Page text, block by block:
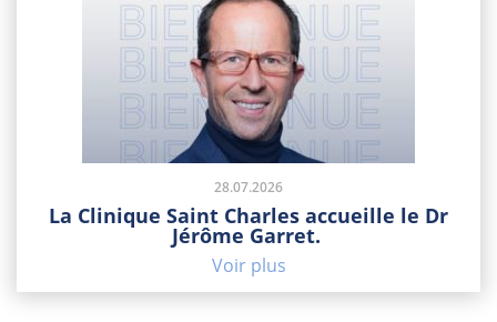
28.07.2026
La Clinique Saint Charles accueille le Dr
Jérôme Garret.
Voir plus